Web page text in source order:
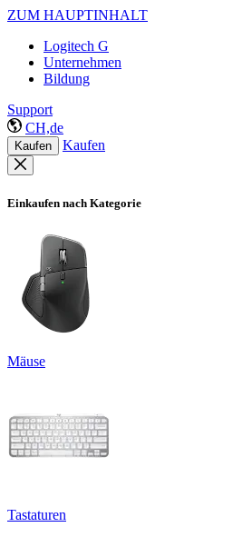
ZUM HAUPTINHALT
Logitech G
Unternehmen
Bildung
Support
CH,de
Kaufen Kaufen
Einkaufen nach Kategorie
Mäuse
Tastaturen